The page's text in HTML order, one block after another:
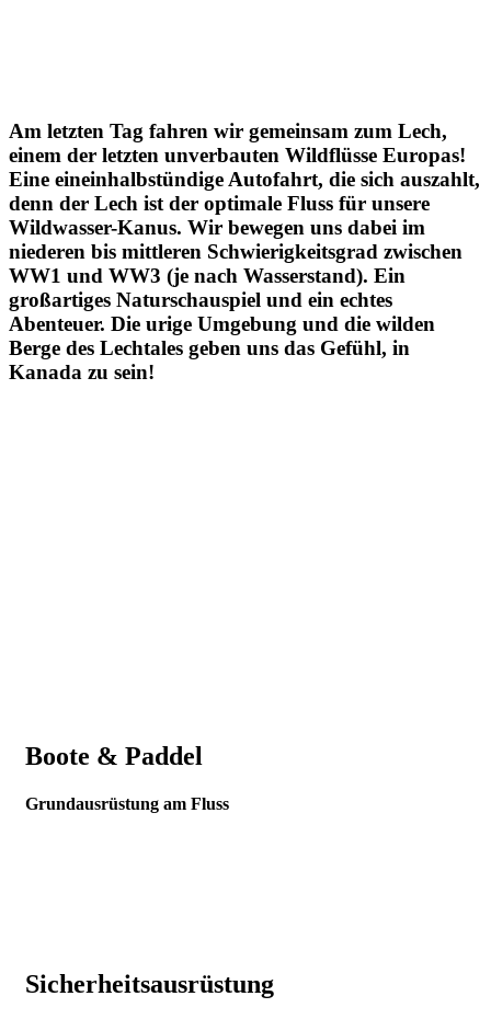
Am letzten Tag fahren wir gemeinsam zum Lech,
einem der letzten unverbauten Wildflüsse Europas!
Eine eineinhalbstündige Autofahrt, die sich auszahlt,
denn der Lech ist der optimale Fluss für unsere
Wildwasser-Kanus. Wir bewegen uns dabei im
niederen bis mittleren Schwierigkeitsgrad zwischen
WW1 und WW3 (je nach Wasserstand). Ein
großartiges Naturschauspiel und ein echtes
Abenteuer. Die urige Umgebung und die wilden
Berge des Lechtales geben uns das Gefühl, in
Kanada zu sein!
Boote & Paddel
Grundausrüstung am Fluss
Sicherheitsausrüstung